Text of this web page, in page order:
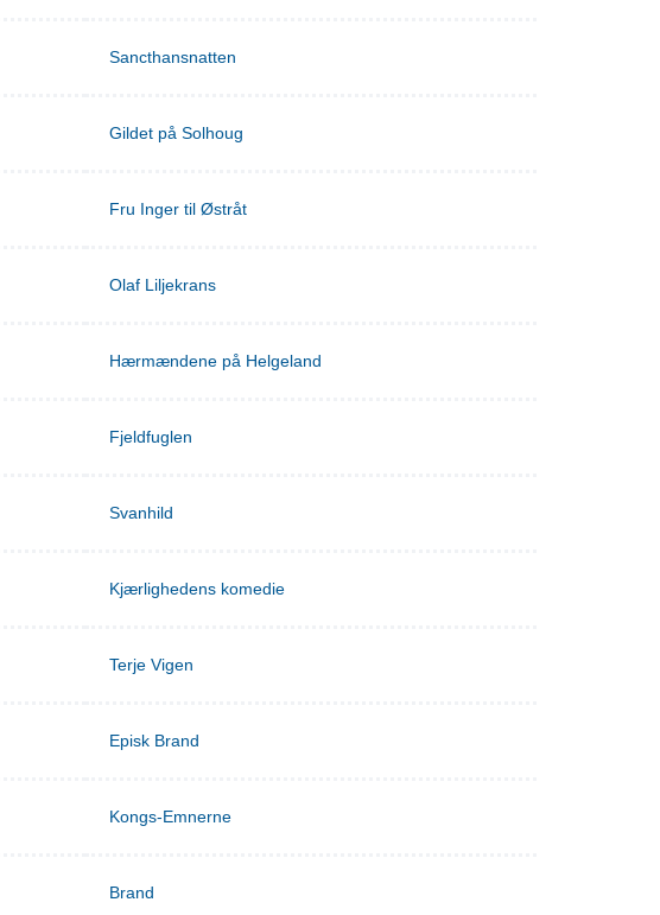
Sancthansnatten
Gildet på Solhoug
Fru Inger til Østråt
Olaf Liljekrans
Hærmændene på Helgeland
Fjeldfuglen
Svanhild
Kjærlighedens komedie
Terje Vigen
Episk Brand
Kongs-Emnerne
Brand